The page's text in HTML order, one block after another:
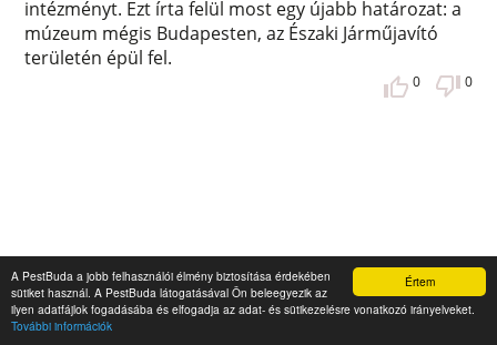
Értem
A PestBuda a jobb felhasználói élmény biztosítása érdekében
sütiket használ. A PestBuda látogatásával Ön beleegyezik az
ilyen adatfájlok fogadásába és elfogadja az adat- és sütikezelésre vonatkozó irányelveket.
További információk
intézményt. Ezt írta felül most egy újabb határozat: a
múzeum mégis Budapesten, az Északi Járműjavító
területén épül fel.
0 0